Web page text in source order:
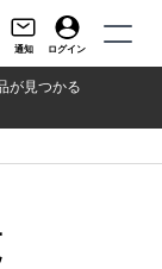
通知 ログイン
が見つかる